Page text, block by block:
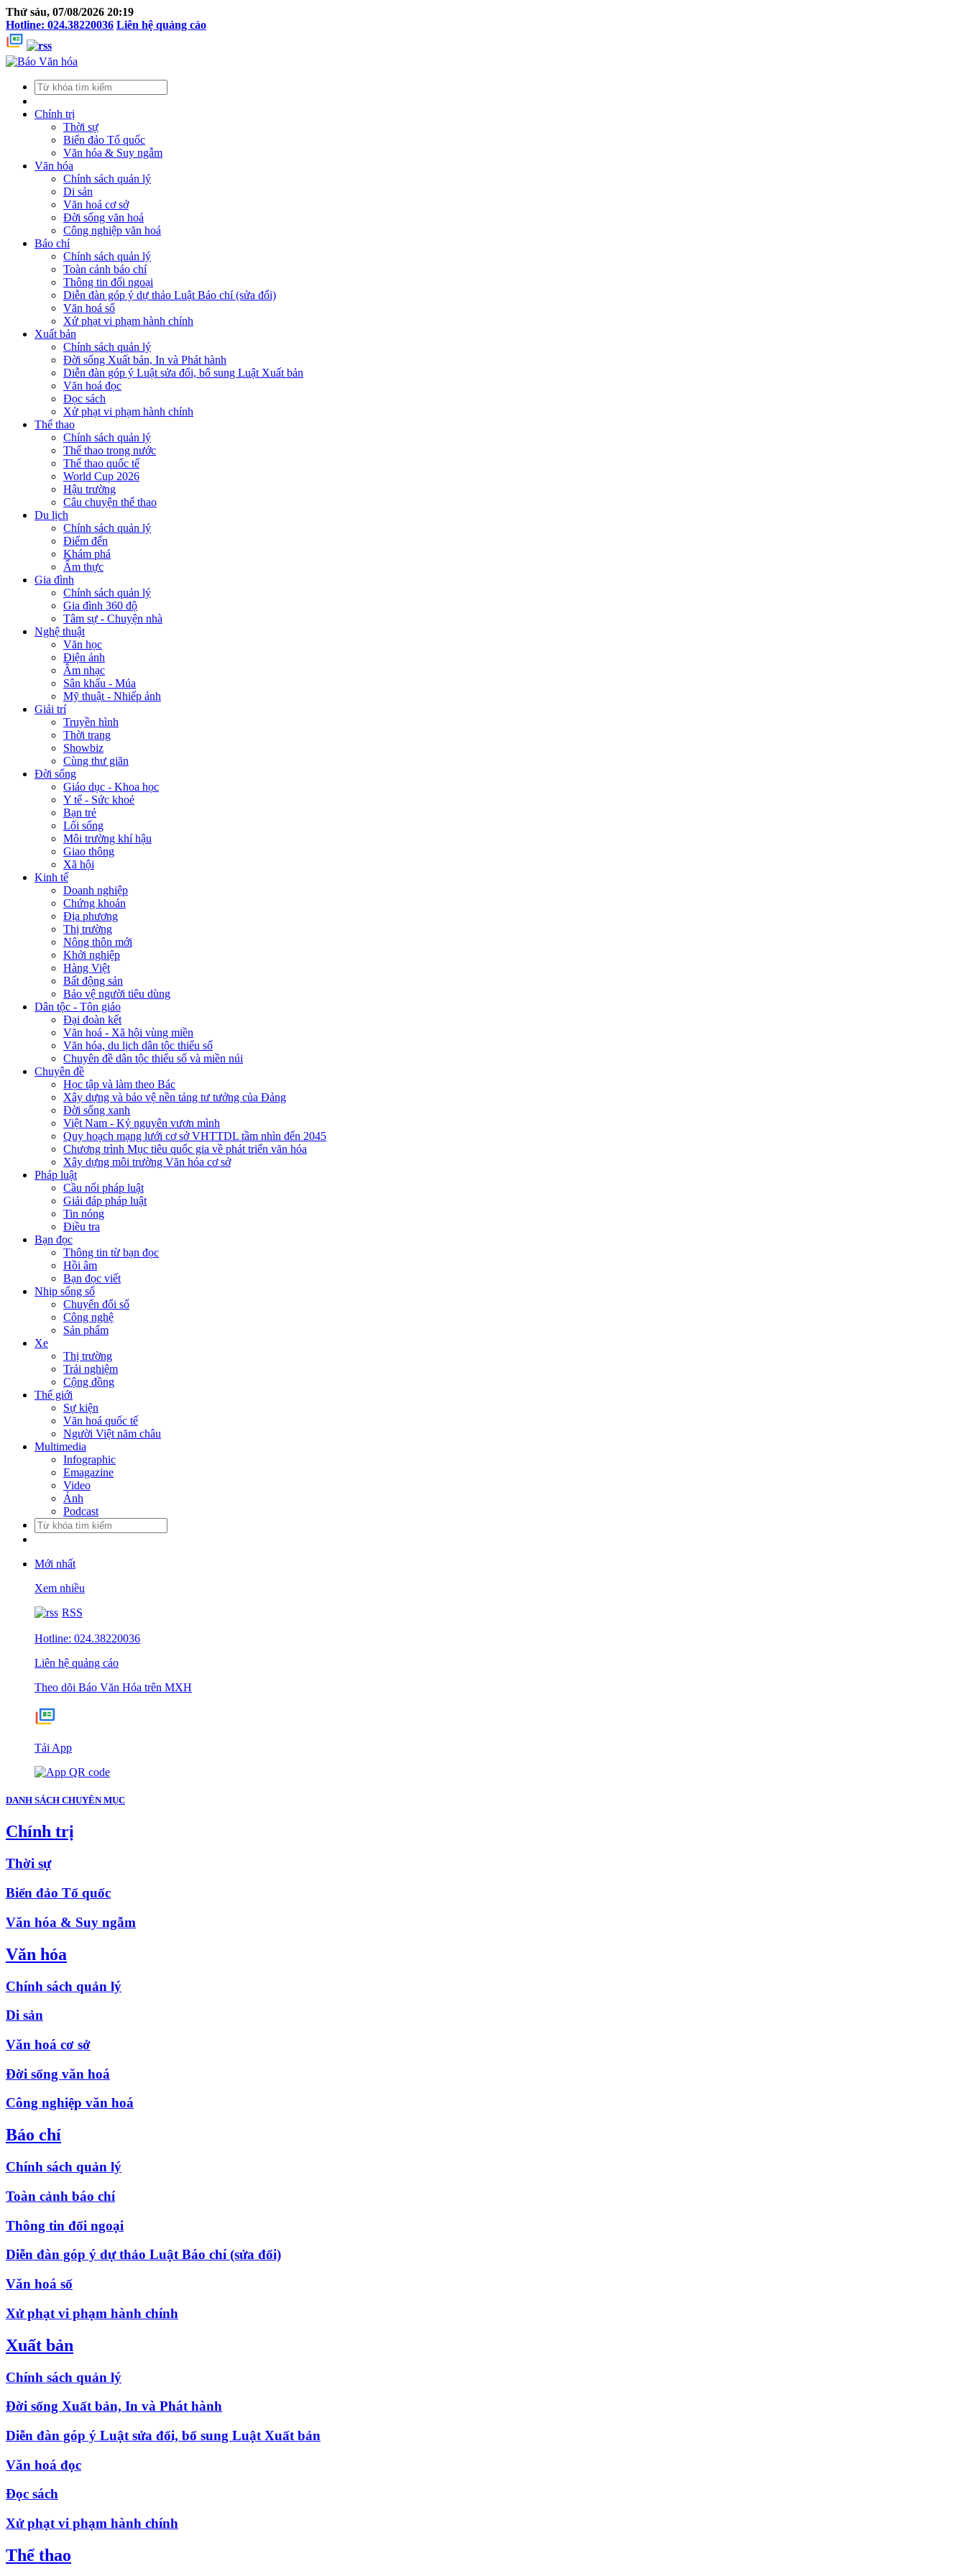
Thứ sáu, 07/08/2026 20:19
Hotline: 024.38220036 Liên hệ quảng cáo
Chính trị
Thời sự
Biển đảo Tổ quốc
Văn hóa & Suy ngẫm
Văn hóa
Chính sách quản lý
Di sản
Văn hoá cơ sở
Đời sống văn hoá
Công nghiệp văn hoá
Báo chí
Chính sách quản lý
Toàn cảnh báo chí
Thông tin đối ngoại
Diễn đàn góp ý dự thảo Luật Báo chí (sửa đổi)
Văn hoá số
Xử phạt vi phạm hành chính
Xuất bản
Chính sách quản lý
Đời sống Xuất bản, In và Phát hành
Diễn đàn góp ý Luật sửa đổi, bổ sung Luật Xuất bản
Văn hoá đọc
Đọc sách
Xử phạt vi phạm hành chính
Thể thao
Chính sách quản lý
Thể thao trong nước
Thể thao quốc tế
World Cup 2026
Hậu trường
Câu chuyện thể thao
Du lịch
Chính sách quản lý
Điểm đến
Khám phá
Ẩm thực
Gia đình
Chính sách quản lý
Gia đình 360 độ
Tâm sự - Chuyện nhà
Nghệ thuật
Văn học
Điện ảnh
Âm nhạc
Sân khấu - Múa
Mỹ thuật - Nhiếp ảnh
Giải trí
Truyền hình
Thời trang
Showbiz
Cùng thư giãn
Đời sống
Giáo dục - Khoa học
Y tế - Sức khoẻ
Bạn trẻ
Lối sống
Môi trường khí hậu
Giao thông
Xã hội
Kinh tế
Doanh nghiệp
Chứng khoán
Địa phương
Thị trường
Nông thôn mới
Khởi nghiệp
Hàng Việt
Bất động sản
Bảo vệ người tiêu dùng
Dân tộc - Tôn giáo
Đại đoàn kết
Văn hoá - Xã hội vùng miền
Văn hóa, du lịch dân tộc thiểu số
Chuyên đề dân tộc thiểu số và miền núi
Chuyên đề
Học tập và làm theo Bác
Xây dựng và bảo vệ nền tảng tư tưởng của Đảng
Đời sống xanh
Việt Nam - Kỷ nguyên vươn mình
Quy hoạch mạng lưới cơ sở VHTTDL tầm nhìn đến 2045
Chương trình Mục tiêu quốc gia về phát triển văn hóa
Xây dựng môi trường Văn hóa cơ sở
Pháp luật
Cầu nối pháp luật
Giải đáp pháp luật
Tin nóng
Điều tra
Bạn đọc
Thông tin từ bạn đọc
Hồi âm
Bạn đọc viết
Nhịp sống số
Chuyển đổi số
Công nghệ
Sản phẩm
Xe
Thị trường
Trải nghiệm
Cộng đồng
Thế giới
Sự kiện
Văn hoá quốc tế
Người Việt năm châu
Multimedia
Infographic
Emagazine
Video
Ảnh
Podcast
Mới nhất
Xem nhiều
RSS
Hotline: 024.38220036
Liên hệ quảng cáo
Theo dõi Báo Văn Hóa trên MXH
Tải App
DANH SÁCH CHUYÊN MỤC
Chính trị
Thời sự
Biển đảo Tổ quốc
Văn hóa & Suy ngẫm
Văn hóa
Chính sách quản lý
Di sản
Văn hoá cơ sở
Đời sống văn hoá
Công nghiệp văn hoá
Báo chí
Chính sách quản lý
Toàn cảnh báo chí
Thông tin đối ngoại
Diễn đàn góp ý dự thảo Luật Báo chí (sửa đổi)
Văn hoá số
Xử phạt vi phạm hành chính
Xuất bản
Chính sách quản lý
Đời sống Xuất bản, In và Phát hành
Diễn đàn góp ý Luật sửa đổi, bổ sung Luật Xuất bản
Văn hoá đọc
Đọc sách
Xử phạt vi phạm hành chính
Thể thao